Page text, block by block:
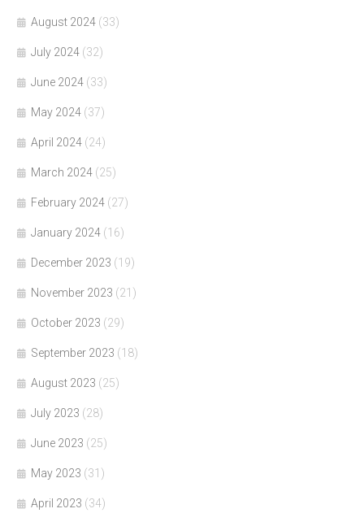
August 2024 (33)
July 2024 (32)
June 2024 (33)
May 2024 (37)
April 2024 (24)
March 2024 (25)
February 2024 (27)
January 2024 (16)
December 2023 (19)
November 2023 (21)
October 2023 (29)
September 2023 (18)
August 2023 (25)
July 2023 (28)
June 2023 (25)
May 2023 (31)
April 2023 (34)